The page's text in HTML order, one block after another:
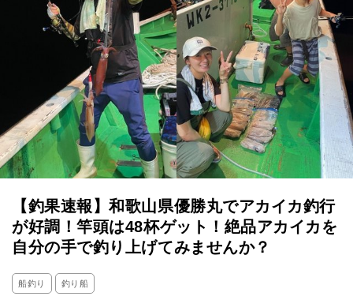
【釣果速報】和歌山県優勝丸でアカイカ釣行
が好調！竿頭は48杯ゲット！絶品アカイカを
自分の手で釣り上げてみませんか？
船釣り 釣り船